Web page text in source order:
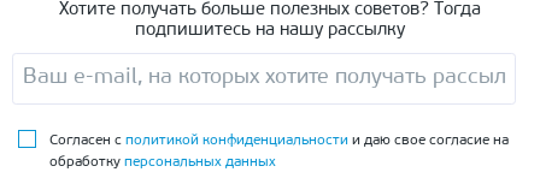
Хотите получать больше полезных советов? Тогда
подпишитесь на нашу рассылку
Согласен с политикой конфиденциальности и даю свое согласие на
обработку персональных данных